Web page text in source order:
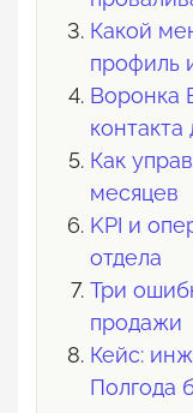
Какой
профиль
Воронка
контакта
Как
месяцев
KPI и
отдела
Три
продажи
Кейс:
Полгода